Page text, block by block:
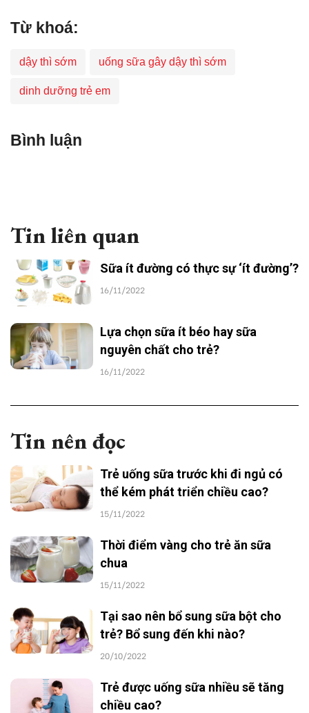
Từ khoá:
dậy thì sớm uống sữa gây dậy thì sớm
dinh dưỡng trẻ em
Bình luận
Tin liên quan
Sữa ít đường có thực sự ‘ít đường’?
16/11/2022
Lựa chọn sữa ít béo hay sữa
nguyên chất cho trẻ?
16/11/2022
Tin nên đọc
Trẻ uống sữa trước khi đi ngủ có
thể kém phát triển chiều cao?
15/11/2022
Thời điểm vàng cho trẻ ăn sữa
chua
15/11/2022
Tại sao nên bổ sung sữa bột cho
trẻ? Bổ sung đến khi nào?
20/10/2022
Trẻ được uống sữa nhiều sẽ tăng
chiều cao?